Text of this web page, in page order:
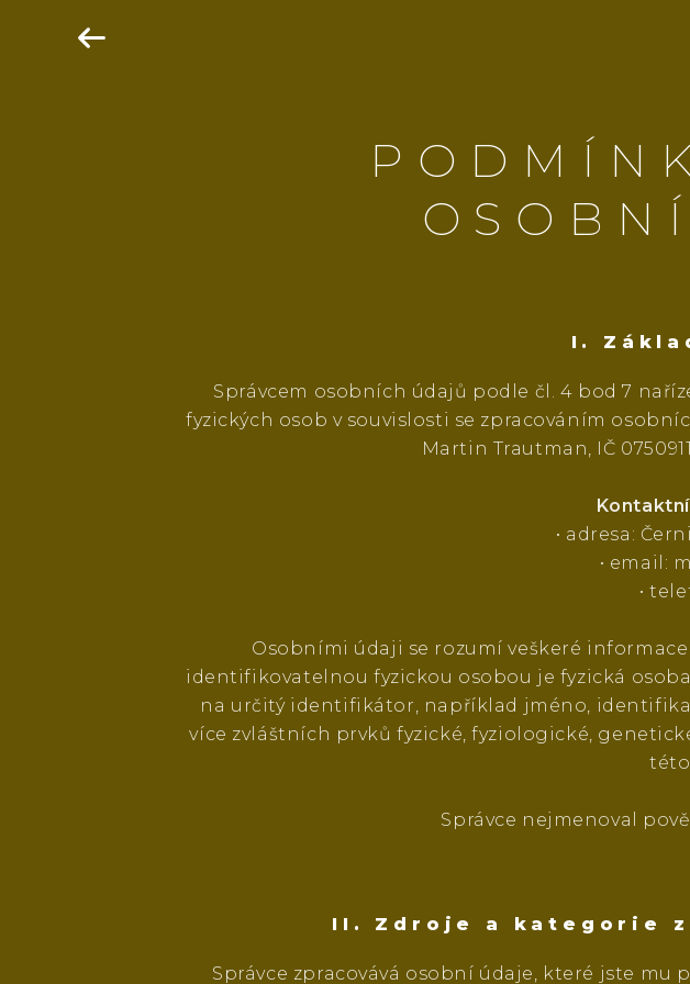
I.
Správcem osobních údajů podle čl. 4 bod 7
fyzických osob v souvislosti se zpracováním
Martin Trautman, IČ
• adresa:
• email:
•
Osobními údaji se rozumí veškeré
identifikovatelnou fyzickou osobou je fyzická
na určitý identifikátor, například jméno,
více zvláštních prvků fyzické, fyziologické,
této
Správce nejmenoval
II. Zdroje a kategorie
Správce zpracovává osobní údaje, které jste mu